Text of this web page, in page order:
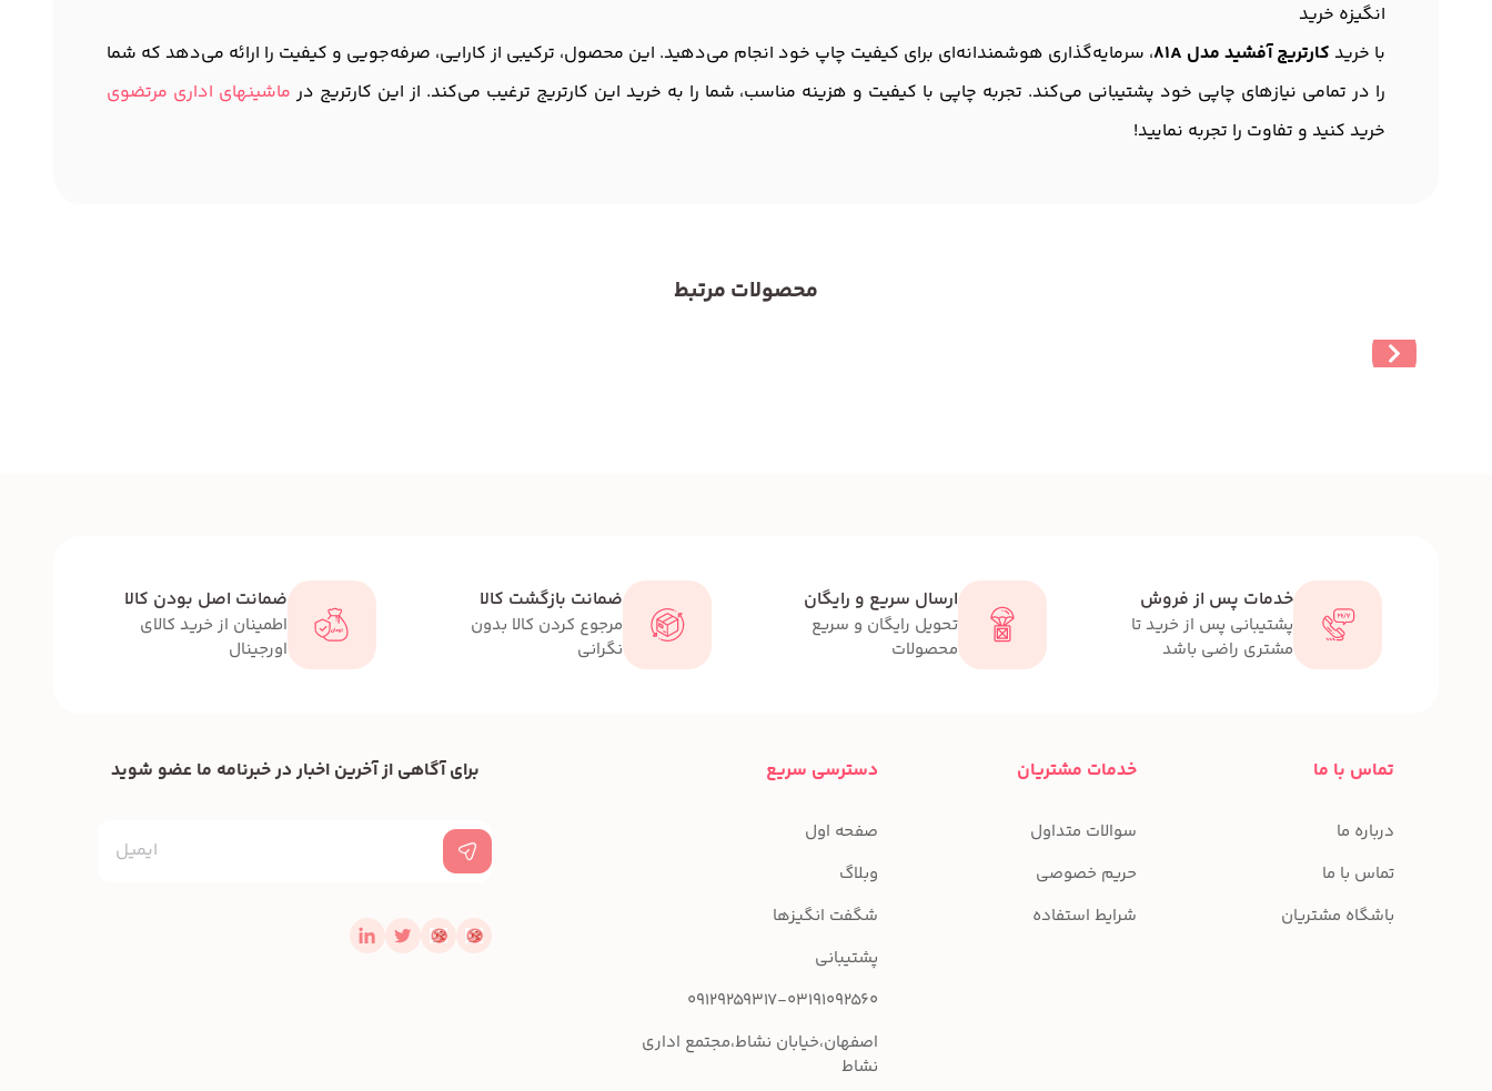
انگیزه خرید
با خرید کارتریج آفشید مدل 81A
، سرمایه‌گذاری هوشمندانه‌ای برای کیفیت چاپ خود انجام می‌دهید. این محصول، ترکیبی از کارایی، صرفه‌جویی و کیفیت را ارائه می‌دهد که شما
را در تمامی نیازهای چاپی خود پشتیبانی می‌کند. تجربه چاپی با کیفیت و هزینه مناسب، شما را به خرید این کارتریج ترغیب می‌کند. از این کارتریج در ماشینهای اداری مرتضوی
خرید کنید و تفاوت را تجربه نمایید!
محصولات مرتبط
خدمات پس از فروش
پشتیبانی پس از خرید تا
مشتری راضی باشد
ارسال سریع و رایگان
تحویل رایگان و سریع
محصولات
ضمانت بازگشت کالا
مرجوع کردن کالا بدون
نگرانی
ضمانت اصل بودن کالا
اطمینان از خرید کالای
اورجینال
تماس با ما
درباره ما
تماس با ما
باشگاه مشتریان
خدمات مشتریان
سوالات متداول
حریم خصوصی
شرایط استفاده
دسترسی سریع
صفحه اول
وبلاگ
شگفت انگیزها
پشتیبانی
09129259317-03191092560
اصفهان،خیابان نشاط،مجتمع اداری
نشاط
برای آگاهی از آخرین اخبار در خبرنامه ما عضو شوید